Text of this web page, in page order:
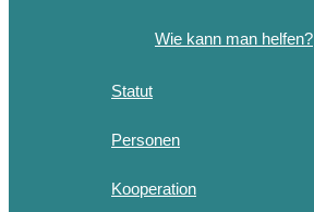
Wie kann man helfen?
Statut
Personen
Kooperation